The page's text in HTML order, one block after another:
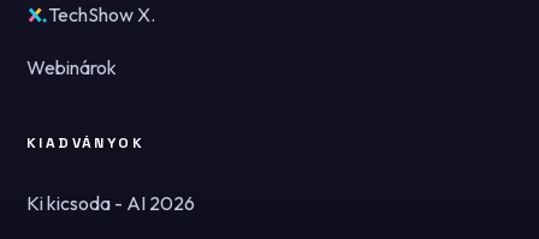
TechShow X.
Webinárok
KIADVÁNYOK
Ki kicsoda - AI 2026